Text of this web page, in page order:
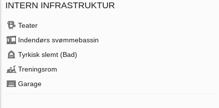
INTERN INFRASTRUKTUR
Teater
Indendørs svømmebassin
Tyrkisk slemt (Bad)
Treningsrom
Garage